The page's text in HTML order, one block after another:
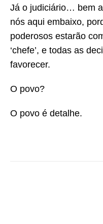
Já o judiciário… bem
nós aqui embaixo,
poderosos estarão
‘chefe’, e todas as
favorecer.
O povo?
O povo é detalhe.